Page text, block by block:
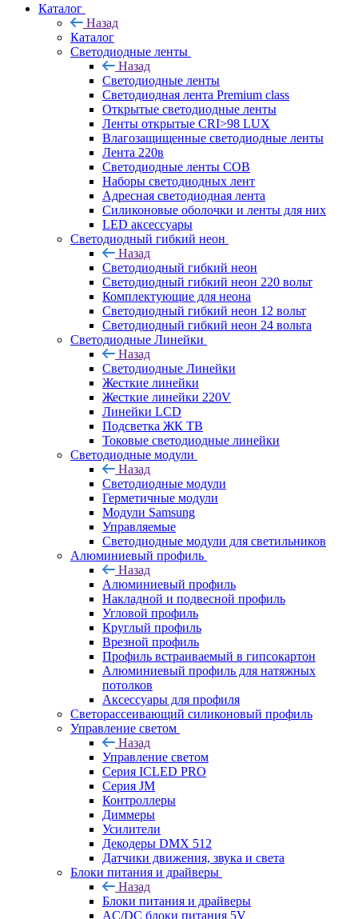
Каталог
Назад
Каталог
Светодиодные ленты
Назад
Светодиодные ленты
Светодиодная лента Premium class
Открытые светодиодные ленты
Ленты открытые CRI>98 LUX
Влагозащищенные светодиодные ленты
Лента 220в
Светодиодные ленты COB
Наборы светодиодных лент
Адресная светодиодная лента
Силиконовые оболочки и ленты для них
LED аксессуары
Светодиодный гибкий неон
Назад
Светодиодный гибкий неон
Светодиодный гибкий неон 220 вольт
Комплектующие для неона
Светодиодный гибкий неон 12 вольт
Светодиодный гибкий неон 24 вольта
Светодиодные Линейки
Назад
Светодиодные Линейки
Жесткие линейки
Жесткие линейки 220V
Линейки LCD
Подсветка ЖК ТВ
Токовые светодиодные линейки
Светодиодные модули
Назад
Светодиодные модули
Герметичные модули
Модули Samsung
Управляемые
Светодиодные модули для светильников
Алюминиевый профиль
Назад
Алюминиевый профиль
Накладной и подвесной профиль
Угловой профиль
Круглый профиль
Врезной профиль
Профиль встраиваемый в гипсокартон
Алюминиевый профиль для натяжных
потолков
Аксессуары для профиля
Светорассеивающий силиконовый профиль
Управление светом
Назад
Управление светом
Серия ICLED PRO
Серия JM
Контроллеры
Диммеры
Усилители
Декодеры DMX 512
Датчики движения, звука и света
Блоки питания и драйверы
Назад
Блоки питания и драйверы
AC/DC блоки питания 5V